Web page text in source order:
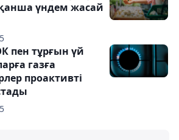
үндем жасай
пен тұрғын үй
газға
проактивті